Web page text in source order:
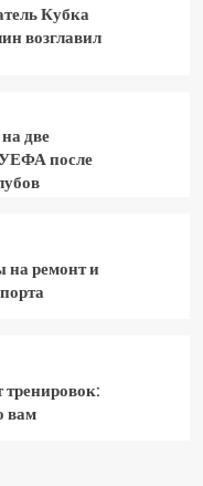
Кубка
возглавил
две
после
на ремонт и
вам